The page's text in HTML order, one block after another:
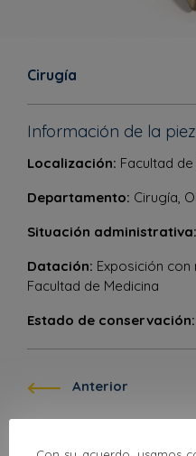
Cirugía
Información de la
Localización: Facultad
Departamento: Cirugía,
Situación administrativa:
Datación: Exposición
Facultad de Medicina
Estado de conservación:
Anterior